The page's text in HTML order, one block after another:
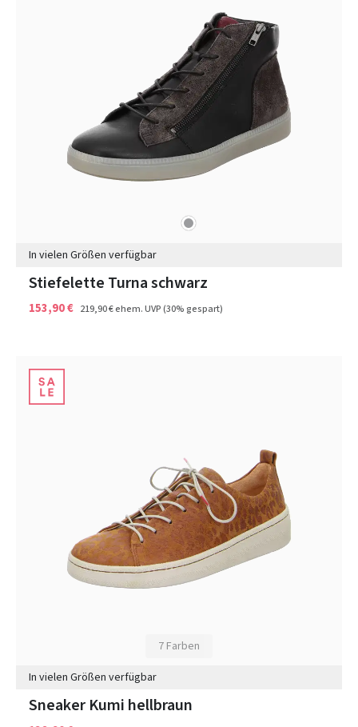
grau
In vielen Größen verfügbar
Stiefelette Turna schwarz
153,90 € 219,90 €ehem. UVP(30% gespart)
7 Farben
In vielen Größen verfügbar
Sneaker Kumi hellbraun